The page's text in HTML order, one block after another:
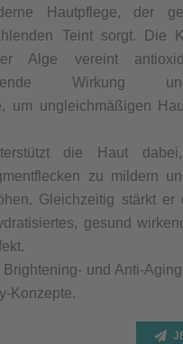
Hautpflege, der
Teint sorgt. Die
Alge vereint
Wirkung
um ungleichmäßigen
die Haut dabei,
zu mildern
Gleichzeitig stärkt er
gesund
Brightening- und Anti-
Konzepte.